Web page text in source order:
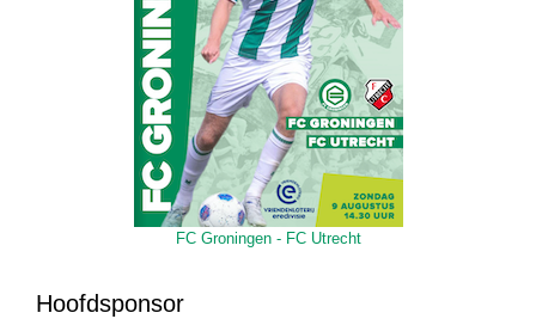
FC Groningen - FC Utrecht
Hoofdsponsor